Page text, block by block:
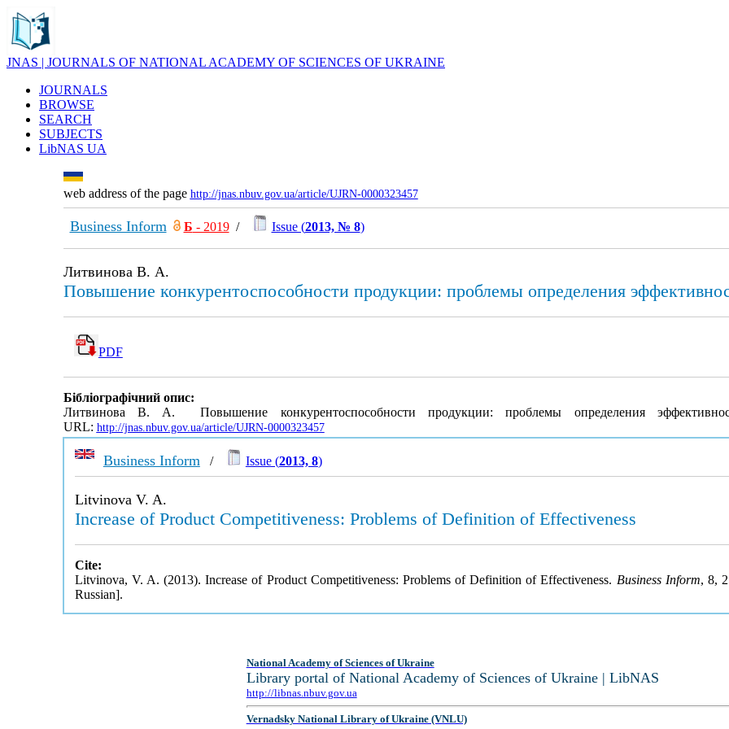
JNAS | JOURNALS OF NATIONAL ACADEMY OF SCIENCES OF UKRAINE
JOURNALS
BROWSE
SEARCH
SUBJECTS
LibNAS UA
web address of the page http://jnas.nbuv.gov.ua/article/UJRN-0000323457
Business Inform Б - 2019/ Issue (2013, № 8)
Литвинова В. А.
Повышение конкурентоспособности продукции: проблемы определения
PDF
Бібліографічний опис:
Литвинова В. А. Повышение конкурентоспособности продукции: проблемы определения
URL: http://jnas.nbuv.gov.ua/article/UJRN-0000323457
Business Inform / Issue (2013, 8)
Litvinova V. A.
Increase of Product Competitiveness: Problems of Definition of Effectiveness
Cite:
Litvinova, V. A. (2013). Increase of Product Competitiveness: Problems of Definition of Effectiveness. Business Inform, 8,
Russian].
National Academy of Sciences of Ukraine
Library portal of National Academy of Sciences of Ukraine | LibNAS
http://libnas.nbuv.gov.ua
Vernadsky National Library of Ukraine (VNLU)